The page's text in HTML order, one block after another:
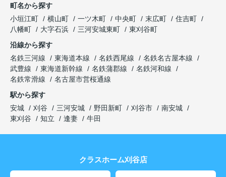
町名から探す
小垣江町
横山町 一ツ木町 中央町 末広町
住吉町
八幡町
大字石浜 三河安城東町
東刈谷町
沿線から探す
名鉄三河線
東海道本線 名鉄西尾線
名鉄名古屋本線
武豊線
東海道新幹線 名鉄蒲郡線
名鉄河和線
名鉄常滑線
名古屋市営桜通線
駅から探す
安城
刈谷 三河安城 野田新町 刈谷市
南安城
東刈谷
知立 逢妻 牛田
クラスホーム刈谷店